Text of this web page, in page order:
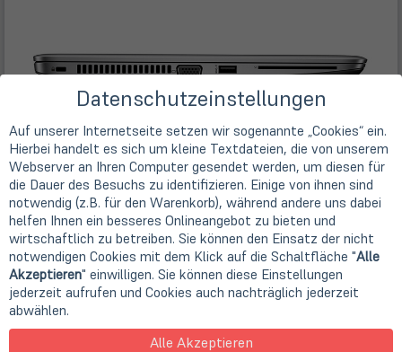
Anschlüsse
Auf der linken Gehäuseseite befindet sich der Port für das
optional erhältliche Kensington Schloss, ein VGA Anschluss,
sowie ein USB 3.1 Anschluss. Auf der rechten Seite befindet
sich der Anschluss für das Netzteil, ein Netzwerk
Anschluss, ein weiterer USB 3.1 Anschluss, ein Combo
Anschluss für ein Headset, ein DisplayPort und ein USB C
Datenschutzeinstellungen
Auf unserer Internetseite setzen wir sogenannte „Cookies“ ein.
Hierbei handelt es sich um kleine Textdateien, die von unserem
Webserver an Ihren Computer gesendet werden, um diesen für
die Dauer des Besuchs zu identifizieren. Einige von ihnen sind
notwendig (z.B. für den Warenkorb), während andere uns dabei
helfen Ihnen ein besseres Onlineangebot zu bieten und
wirtschaftlich zu betreiben. Sie können den Einsatz der nicht
notwendigen Cookies mit dem Klick auf die Schaltfläche "Alle
Akzeptieren" einwilligen. Sie können diese Einstellungen
jederzeit aufrufen und Cookies auch nachträglich jederzeit
abwählen.
Alle Akzeptieren